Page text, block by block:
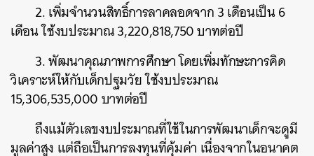
2. เพิ่มจำนวนสิทธิ์การลาคลอดจาก 3 เดือนเป็น 6
เดือน ใช้งบประมาณ 3,220,818,750 บาทต่อปี
3. พัฒนาคุณภาพการศึกษา โดยเพิ่มทักษะการคิด
วิเคราะห์ให้กับเด็กปฐมวัย ใช้งบประมาณ
15,306,535,000 บาทต่อปี
ถึงแม้ตัวเลขงบประมาณที่ใช้ในการพัฒนาเด็กจะดูมี
มูลค่าสูง แต่ถือเป็นการลงทุนที่คุ้มค่า เนื่องจากในอนาคต